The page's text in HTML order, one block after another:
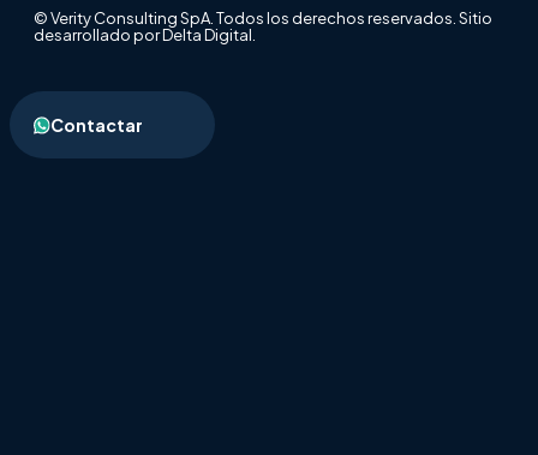
© Verity Consulting SpA. Todos los derechos reservados. Sitio
desarrollado por Delta Digital.
Contactar